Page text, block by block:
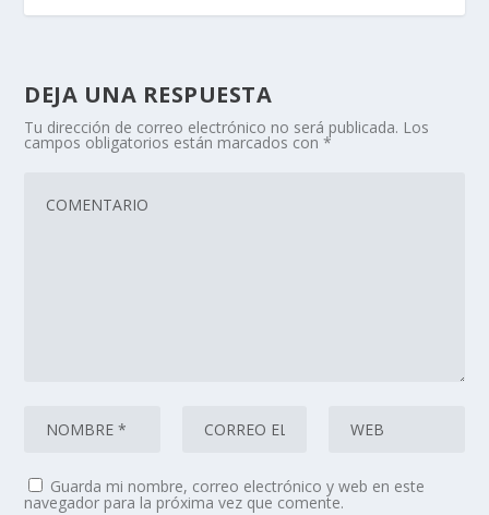
DEJA UNA RESPUESTA
Tu dirección de correo electrónico no será publicada. Los
campos obligatorios están marcados con*
Guarda mi nombre, correo electrónico y web en este
navegador para la próxima vez que comente.